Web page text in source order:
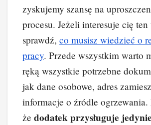
zyskujemy szansę na
procesu. Jeżeli interesuje cię ten
sprawdź, co musisz wiedzieć o
pracy. Przede wszystkim warto
ręką wszystkie potrzebne
jak dane osobowe, adres
informacje o źródle ogrzewania.
że dodatek przysługuje